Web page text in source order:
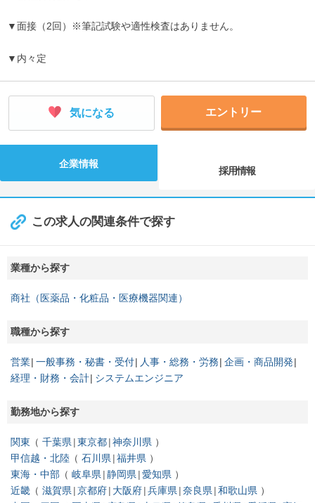
▼面接（2回）※筆記試験や適性検査はありません。
▼内々定
気になる エントリー
企業情報
採用情報
この求人の関連条件で探す
業種から探す
商社（医薬品・化粧品・医療機器関連）
職種から探す
営業 一般事務・秘書・受付 人事・総務・労務 企画・商品開発
経理・財務・会計 システムエンジニア
勤務地から探す
関東 千葉県 東京都 神奈川県
甲信越・北陸
石川県 福井県
東海・中部
岐阜県 静岡県 愛知県
近畿
滋賀県 京都府 大阪府 兵庫県 奈良県 和歌山県